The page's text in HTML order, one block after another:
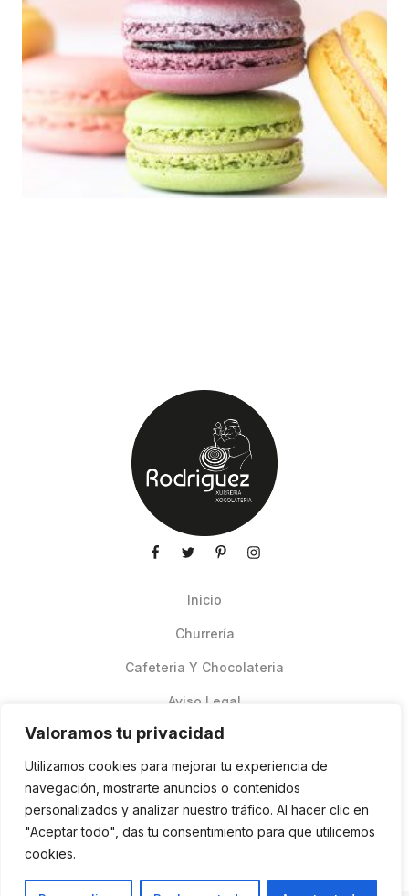
Valoramos tu privacidad
Utilizamos cookies para mejorar tu experiencia de
navegación, mostrarte anuncios o contenidos
personalizados y analizar nuestro tráfico. Al hacer clic en
"Aceptar todo", das tu consentimiento para que utilicemos
cookies.
Inicio
Churrería
Cafeteria Y Chocolateria
Aviso Legal
Pedidos Online Glovo
Contacto